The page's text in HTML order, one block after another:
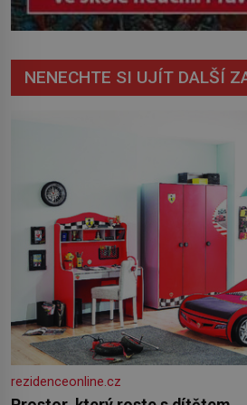
NENECHTE SI UJÍT DALŠÍ
rezidenceonline.cz